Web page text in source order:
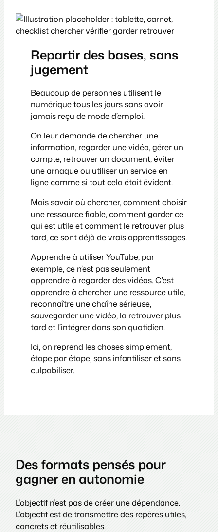
Repartir des bases, sans
jugement
Beaucoup de personnes utilisent le
numérique tous les jours sans avoir
jamais reçu de mode d’emploi.
On leur demande de chercher une
information, regarder une vidéo, gérer un
compte, retrouver un document, éviter
une arnaque ou utiliser un service en
ligne comme si tout cela était évident.
Mais savoir où chercher, comment choisir
une ressource fiable, comment garder ce
qui est utile et comment le retrouver plus
tard, ce sont déjà de vrais apprentissages.
Apprendre à utiliser YouTube, par
exemple, ce n’est pas seulement
apprendre à regarder des vidéos. C’est
apprendre à chercher une ressource utile,
reconnaître une chaîne sérieuse,
sauvegarder une vidéo, la retrouver plus
tard et l’intégrer dans son quotidien.
Ici, on reprend les choses simplement,
étape par étape, sans infantiliser et sans
culpabiliser.
Des formats pensés pour
gagner en autonomie
L’objectif n’est pas de créer une dépendance.
L’objectif est de transmettre des repères utiles,
concrets et réutilisables.